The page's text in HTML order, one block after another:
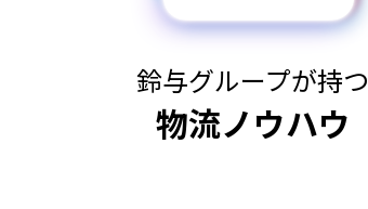
鈴与グループが持つ
物流ノウハウ